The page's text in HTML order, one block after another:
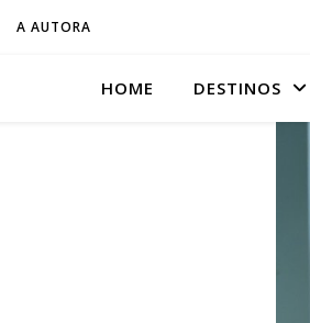
A AUTORA
HOME DESTINOS